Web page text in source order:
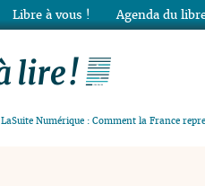
LaSuite Numérique : Comment la France
Libre à vous ! Agenda du